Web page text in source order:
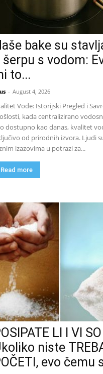
bake su
šerpu s vodom:
to...
- August 4, 2026
Vode: Istorijski Pregled i
kada centralizirano
dostupno kao danas, kvalitet
od prirodnih izvora. Ljudi
izazovima u potrazi za...
Read more
LI I VI
niste
evo čemu